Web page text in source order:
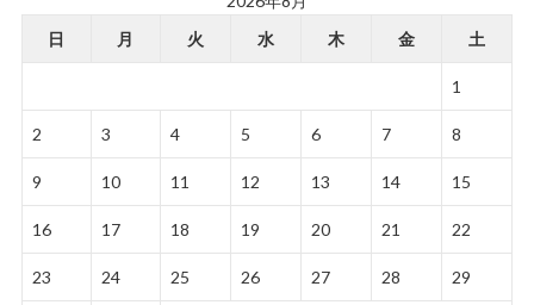
日
月 火 水 木 金 土
1
2 3 4 5 6 7 8
9 10 11 12 13 14 15
16 17 18 19 20 21 22
23 24 25 26 27 28 29